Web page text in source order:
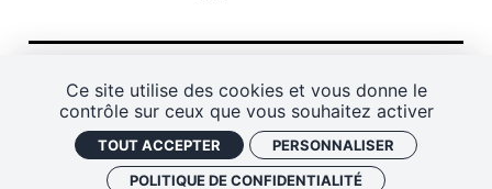
Ce site utilise des cookies et vous donne le
contrôle sur ceux que vous souhaitez activer
TOUT ACCEPTER
PERSONNALISER
POLITIQUE DE CONFIDENTIALITÉ
Politique de confidentialitéGestion des cookies
J'ai un code promoRetrouver vos commandes